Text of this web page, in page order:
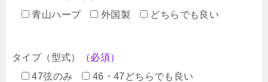
青山ハープ
外国製 どちらでも良い
タイプ（型式）
（必須）
47弦のみ
46・47どちらでも良い